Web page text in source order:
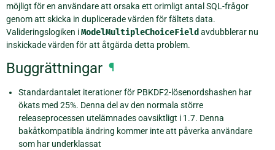
möjligt för en användare att orsaka ett orimligt antal SQL-frågor
genom att skicka in duplicerade värden för fältets data.
Valideringslogiken iModelMultipleChoiceField avdubblerar nu
inskickade värden för att åtgärda detta problem.
Buggrättningar ¶
Standardantalet iterationer för PBKDF2-lösenordshashen har
ökats med 25%. Denna del av den normala större
releaseprocessen utelämnades oavsiktligt i 1.7. Denna
bakåtkompatibla ändring kommer inte att påverka användare
som har underklassat